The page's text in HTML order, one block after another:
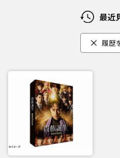
最近
履歴